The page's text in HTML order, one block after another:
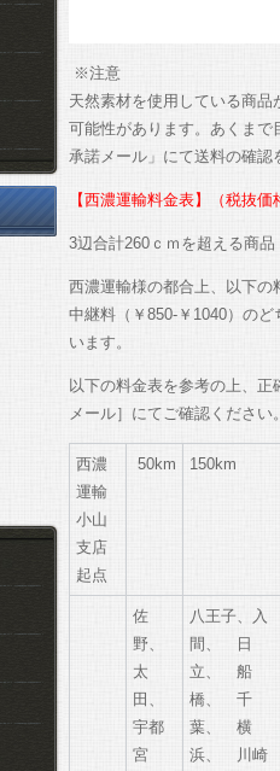
※
天然素材を使用している商
可能性があります。あくまで
承諾メール」にて送料の確認
【西濃運輸料金表】（税抜価
3辺合計260ｃｍを超える商
西濃運輸様の都合上、以下
中継料（￥850-￥1040）の
います。
以下の料金表を参考の上、
メール］にてご確認ください。
西濃
運輸
小山
支店
起点
50km 150km
佐
野、
太
田、
宇都
宮
八王子、入
間、 日
立、 船
橋、 千
葉、 横
浜、 川崎